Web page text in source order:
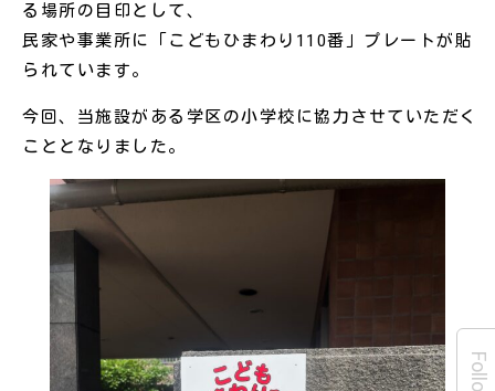
る場所の目印として、
民家や事業所に「こどもひまわり110番」プレートが貼
られています。
今回、当施設がある学区の小学校に協力させていただく
こととなりました。